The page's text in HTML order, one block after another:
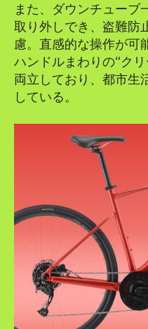
また、ダウンチューブ
取り外しでき、盗難防
慮。直感的な操作が可
ハンドルまわりの“ク
両立しており、都市生
している。